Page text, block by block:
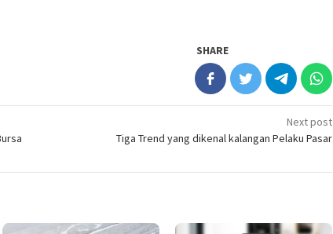
SHARE
Next post
Tiga Trend yang dikenal kalangan Pelaku Pasar